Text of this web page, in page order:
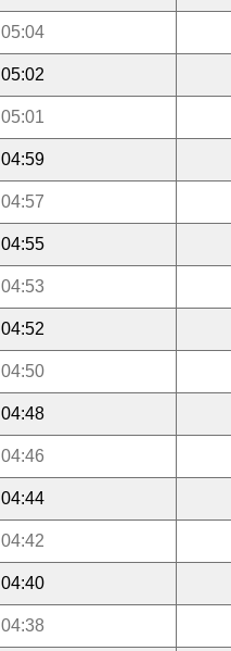
05:04
05:02
05:01
04:59
04:57
04:55
04:53
04:52
04:50
04:48
04:46
04:44
04:42
04:40
04:38